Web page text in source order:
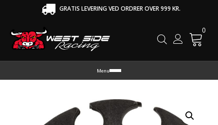
GRATIS LEVERING VED ORDRER OVER 999 KR.
0
Menu